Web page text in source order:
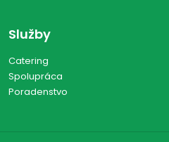
Služby
Catering
Spolupráca
Poradenstvo